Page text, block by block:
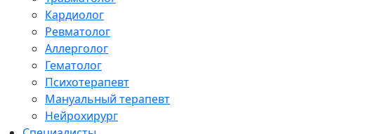
Кардиолог
Ревматолог
Аллерголог
Гематолог
Психотерапевт
Мануальный терапевт
Нейрохирург